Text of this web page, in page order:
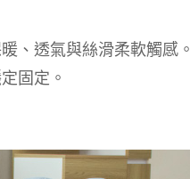
、透氣與絲滑柔軟觸感。
固定。